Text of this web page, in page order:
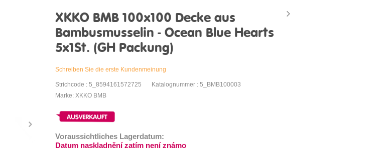
XKKO BMB 100x100 Decke aus
Bambusmusselin - Ocean Blue Hearts
5x1St. (GH Packung)
Schreiben Sie die erste Kundenmeinung
Strichcode : 5_8594161572725
Katalognummer : 5_BMB100003
Marke: XKKO BMB
Voraussichtliches Lagerdatum:
Datum naskladnění zatím není známo